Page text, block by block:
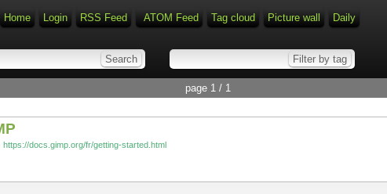
Home Login RSS Feed ATOM Feed Tag cloud Picture wall Daily
page 1 / 1
https://docs.gimp.org/fr/getting-started.html